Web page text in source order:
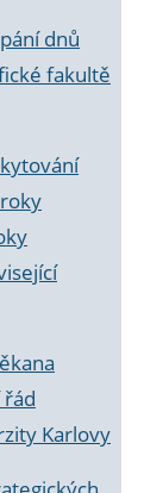
dnů
fakultě
Karlovy